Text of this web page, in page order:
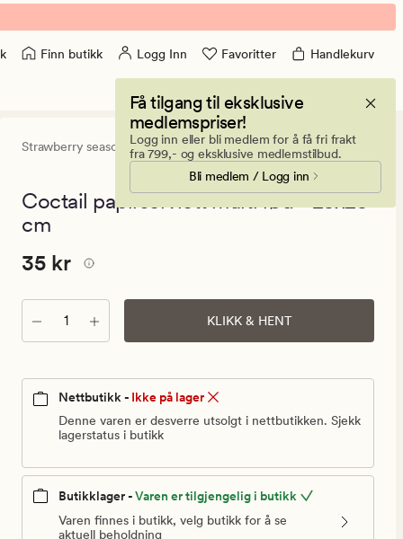
Finn butikk Logg Inn Favoritter Handlekurv
Få tilgang til eksklusive
medlemspriser!
Logg inn eller bli medlem for å få fri frakt
fra 799,- og eksklusive medlemstilbud.
Bli medlem / Logg inn
Strawberry season
0
en
0
Coctail papirserviett multi rød - 25x25
cm
Pris
kr.
Vanlig
pris
kr
Pris 35 kr
35 kr
Antall KLIKK & HENT
Nettbutikk - Ikke på lager
Denne varen er desverre utsolgt i nettbutikken. Sjekk
lagerstatus i butikk
Butikklager -Varen er tilgjengelig i butikk
Varen finnes i butikk, velg butikk for å se
aktuell beholdning